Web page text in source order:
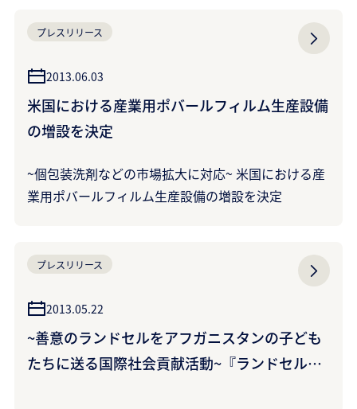
プレスリリース
2013.06.03
米国における産業用ポバールフィルム生産設備
の増設を決定
~個包装洗剤などの市場拡大に対応~ 米国における産
業用ポバールフィルム生産設備の増設を決定
プレスリリース
2013.05.22
~善意のランドセルをアフガニスタンの子ども
たちに送る国際社会貢献活動~『ランドセルは